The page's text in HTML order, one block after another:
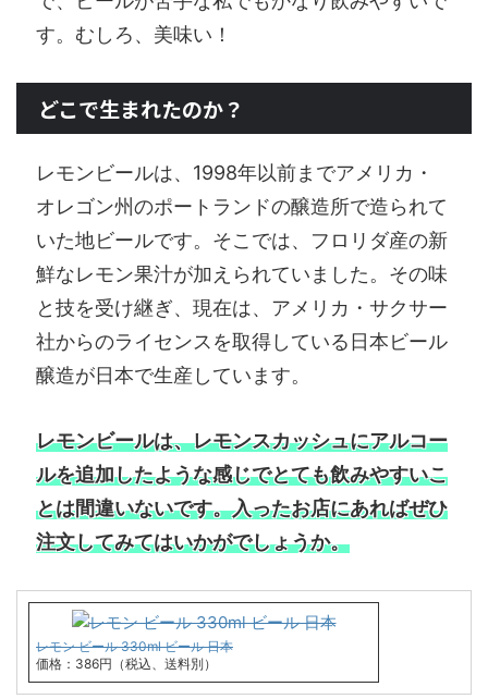
す。むしろ、美味い！
どこで生まれたのか？
レモンビールは、1998年以前までアメリカ・
オレゴン州のポートランドの醸造所で造られて
いた地ビールです。そこでは、フロリダ産の新
鮮なレモン果汁が加えられていました。その味
と技を受け継ぎ、現在は、アメリカ・サクサー
社からのライセンスを取得している日本ビール
醸造が日本で生産しています。
レモンビールは、レモンスカッシュにアルコー
ルを追加したような感じでとても飲みやすいこ
とは間違いないです。入ったお店にあればぜひ
注文してみてはいかがでしょうか。
レモン ビール 330ml ビール 日本
価格：386円（税込、送料別）